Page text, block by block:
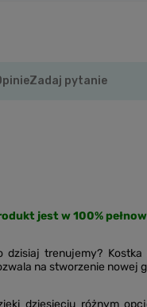
Zadaj pytanie
jest w 100%
dzisiaj trenujemy?
na stworzenie nowej
dziesięciu różnym